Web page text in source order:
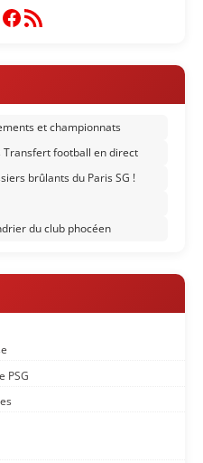
Facebook
Flux RSS
et championnats
Transfert football en direct
brûlants du Paris SG !
du club phocéen
PSG